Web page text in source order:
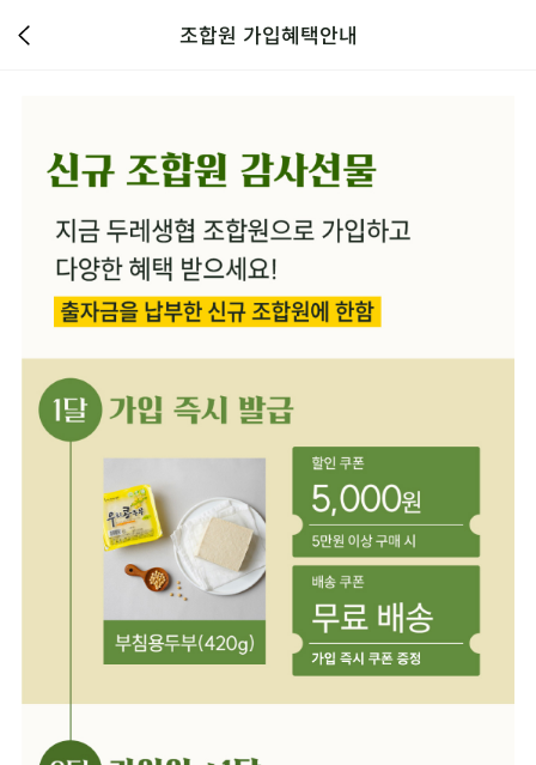
조합원 가입혜택안내